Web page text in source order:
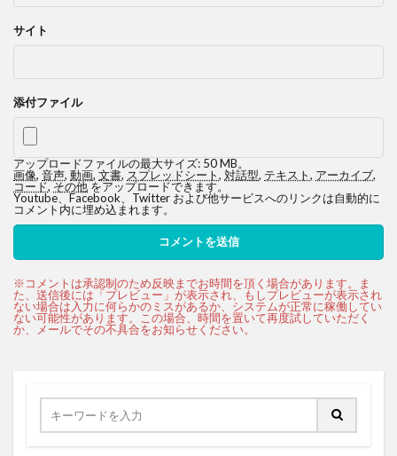
サイト
添付ファイル
アップロードファイルの最大サイズ: 50 MB。
画像, 音声, 動画, 文書, スプレッドシート, 対話型, テキスト, アーカイブ,
コード,その他をアップロードできます。
Youtube、Facebook、Twitter および他サービスへのリンクは自動的に
コメント内に埋め込まれます。